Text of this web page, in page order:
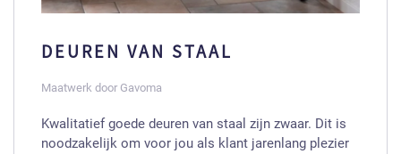
DEUREN VAN STAAL
Maatwerk door Gavoma
Kwalitatief goede deuren van staal zijn zwaar. Dit is
noodzakelijk om voor jou als klant jarenlang plezier